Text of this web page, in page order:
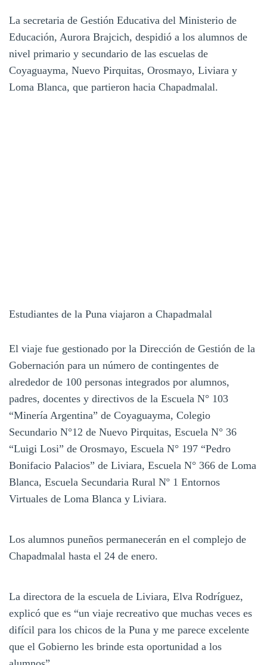
La secretaria de Gestión Educativa del Ministerio de
Educación, Aurora Brajcich, despidió a los alumnos de
nivel primario y secundario de las escuelas de
Coyaguayma, Nuevo Pirquitas, Orosmayo, Liviara y
Loma Blanca, que partieron hacia Chapadmalal.
Estudiantes de la Puna viajaron a Chapadmalal
El viaje fue gestionado por la Dirección de Gestión de la
Gobernación para un número de contingentes de
alrededor de 100 personas integrados por alumnos,
padres, docentes y directivos de la Escuela N° 103
“Minería Argentina” de Coyaguayma, Colegio
Secundario N°12 de Nuevo Pirquitas, Escuela N° 36
“Luigi Losi” de Orosmayo, Escuela N° 197 “Pedro
Bonifacio Palacios” de Liviara, Escuela N° 366 de Loma
Blanca, Escuela Secundaria Rural Nº 1 Entornos
Virtuales de Loma Blanca y Liviara.
Los alumnos puneños permanecerán en el complejo de
Chapadmalal hasta el 24 de enero.
La directora de la escuela de Liviara, Elva Rodríguez,
explicó que es “un viaje recreativo que muchas veces es
difícil para los chicos de la Puna y me parece excelente
que el Gobierno les brinde esta oportunidad a los